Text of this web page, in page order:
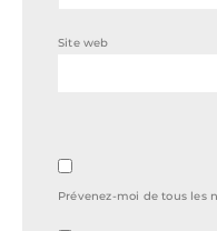
Site web
Prévenez-moi de tous les